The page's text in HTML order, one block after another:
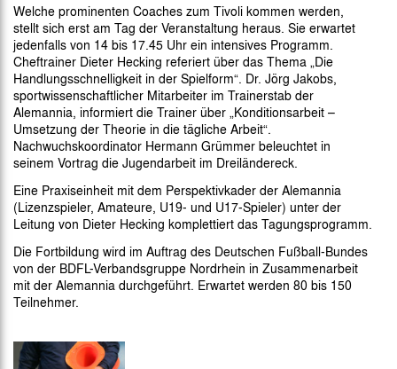
Welche prominenten Coaches zum Tivoli kommen werden,
stellt sich erst am Tag der Veranstaltung heraus. Sie erwartet
jedenfalls von 14 bis 17.45 Uhr ein intensives Programm.
Cheftrainer Dieter Hecking referiert über das Thema „Die
Handlungsschnelligkeit in der Spielform“. Dr. Jörg Jakobs,
sportwissenschaftlicher Mitarbeiter im Trainerstab der
Alemannia, informiert die Trainer über „Konditionsarbeit –
Umsetzung der Theorie in die tägliche Arbeit“.
Nachwuchskoordinator Hermann Grümmer beleuchtet in
seinem Vortrag die Jugendarbeit im Dreiländereck.
Eine Praxiseinheit mit dem Perspektivkader der Alemannia
(Lizenzspieler, Amateure, U19- und U17-Spieler) unter der
Leitung von Dieter Hecking komplettiert das Tagungsprogramm.
Die Fortbildung wird im Auftrag des Deutschen Fußball-Bundes
von der BDFL-Verbandsgruppe Nordrhein in Zusammenarbeit
mit der Alemannia durchgeführt. Erwartet werden 80 bis 150
Teilnehmer.